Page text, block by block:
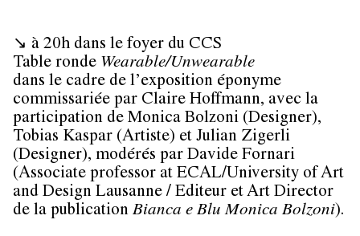
↘ à 20h dans le foyer du CCS
Table ronde Wearable/Unwearable
dans le cadre de l’exposition éponyme
commissariée par Claire Hoffmann, avec la
participation de Monica Bolzoni (Designer),
Tobias Kaspar (Artiste) et Julian Zigerli
(Designer), modérés par Davide Fornari
(Associate professor at ECAL/University of Art
and Design Lausanne / Editeur et Art Director
de la publication Bianca e Blu Monica Bolzoni).